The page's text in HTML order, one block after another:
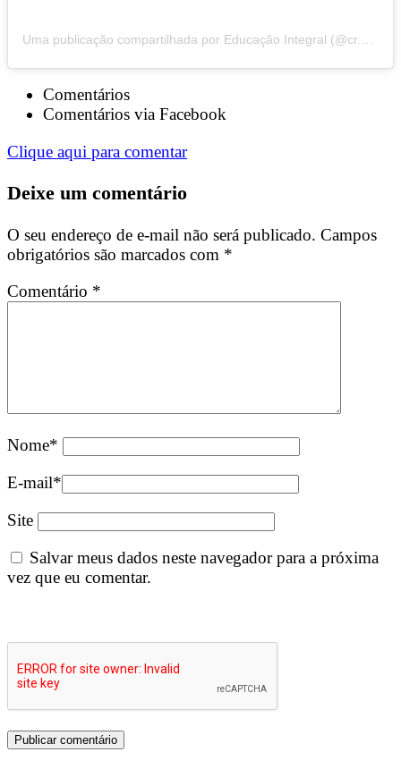
Uma publicação compartilhada por Educação Integral (@cr.educacaointegral)
Comentários
Comentários via Facebook
Clique aqui para comentar
Deixe um comentário
O seu endereço de e-mail não será publicado. Campos
obrigatórios são marcados com *
Comentário *
Nome*
E-mail*
Site
Salvar meus dados neste navegador para a próxima
vez que eu comentar.